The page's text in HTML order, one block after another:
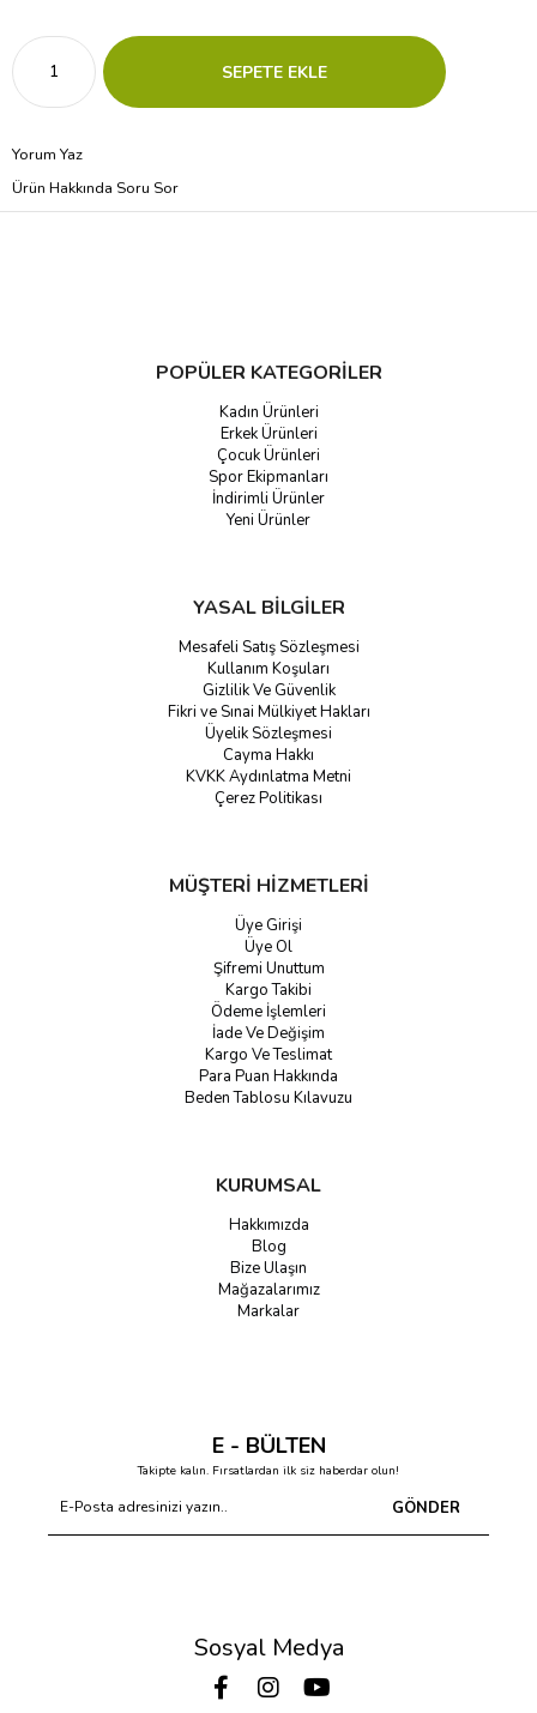
Yorum Yaz
Ürün Hakkında Soru Sor
POPÜLER KATEGORİLER
Kadın Ürünleri
Erkek Ürünleri
Çocuk Ürünleri
Spor Ekipmanları
İndirimli Ürünler
Yeni Ürünler
YASAL BİLGİLER
Mesafeli Satış Sözleşmesi
Kullanım Koşuları
Gizlilik Ve Güvenlik
Fikri ve Sınai Mülkiyet Hakları
Üyelik Sözleşmesi
Cayma Hakkı
KVKK Aydınlatma Metni
Çerez Politikası
MÜŞTERİ HİZMETLERİ
Üye Girişi
Üye Ol
Şifremi Unuttum
Kargo Takibi
Ödeme İşlemleri
İade Ve Değişim
Kargo Ve Teslimat
Para Puan Hakkında
Beden Tablosu Kılavuzu
KURUMSAL
Hakkımızda
Blog
Bize Ulaşın
Mağazalarımız
Markalar
E - BÜLTEN
Takipte kalın. Fırsatlardan ilk siz haberdar olun!
GÖNDER
Sosyal Medya